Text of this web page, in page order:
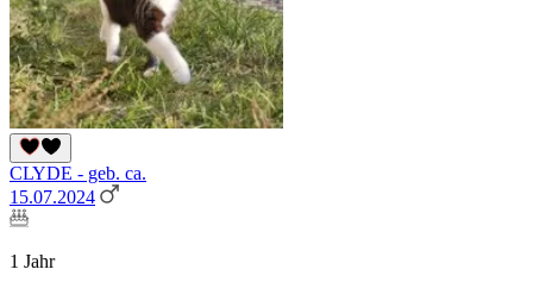
CLYDE - geb. ca.
15.07.2024
1 Jahr